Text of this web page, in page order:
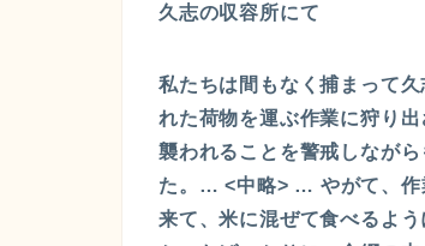
久志の収容所にて
私たちは間もなく捕まって
れた荷物を運ぶ作業に狩り
襲われることを警戒しなが
た。… <中略> … やがて、作
来て、米に混ぜて食べるよ